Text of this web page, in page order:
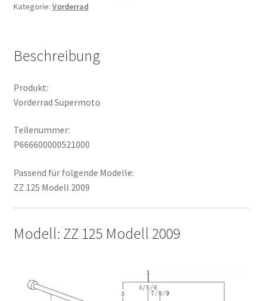
Kategorie: Vorderrad
Beschreibung
Produkt:
Vorderrad Supermoto
Teilenummer:
P666600000521000
Passend für folgende Modelle:
ZZ 125 Modell 2009
Modell: ZZ 125 Modell 2009